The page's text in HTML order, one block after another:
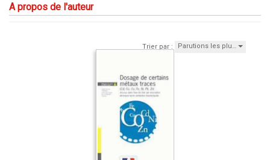
A propos de l'auteur
Trier par : Parutions les plu…